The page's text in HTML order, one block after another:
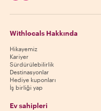
Withlocals Hakkında
Hikayemiz
Kariyer
Sürdürülebilirlik
Destinasyonlar
Hediye kuponları
İş birliği yap
Ev sahipleri